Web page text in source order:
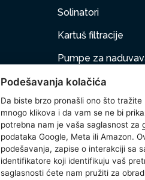
Solinatori
Kartuš filtracije
Pumpe za
Nameštaj na
Kućni ljubimci
Dodatna oprema
Wetset
Podešavanja kolačića
Da biste brzo pronašli ono što
mnogo klikova i da vam se ne bi
potrebna nam je vaša saglasnost za
podataka Google, Meta ili Amazon.
podešavanja, zapise o interakciji sa
identifikatore koji identifikuju vaš
saglasnosti ćete nam pružiti za